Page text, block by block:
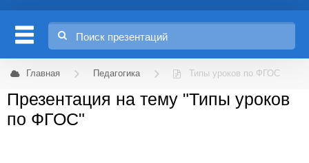
Главная Педагогика Типы уроков по ФГОС
Презентация на тему "Типы уроков
по ФГОС"